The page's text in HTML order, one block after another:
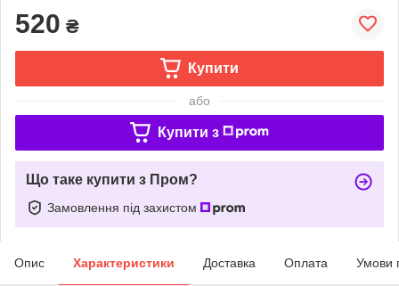
520 ₴
Купити
або
Купити з
Що таке купити з Пром?
Замовлення під захистом
Опис Характеристики Доставка Оплата Умови